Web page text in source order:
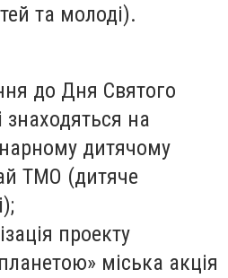
та молоді).
до Дня Святого
знаходяться на
дитячому
ТМО (дитяче
проекту
міська акція